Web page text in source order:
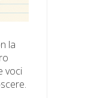
la
voci